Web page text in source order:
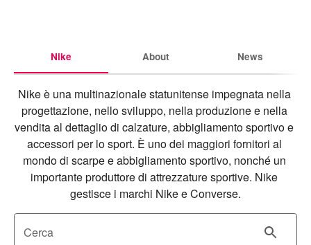
Nike About News
Nike è una multinazionale statunitense impegnata nella
progettazione, nello sviluppo, nella produzione e nella
vendita al dettaglio di calzature, abbigliamento sportivo e
accessori per lo sport. È uno dei maggiori fornitori al
mondo di scarpe e abbigliamento sportivo, nonché un
importante produttore di attrezzature sportive. Nike
gestisce i marchi Nike e Converse.
Cerca